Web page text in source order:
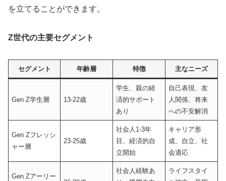
を立てることができます。
Z世代の主要セグメント
セグメント 年齢層 特徴 主なニーズ
Gen Z学生層 13-22歳
学生、親の経
済的サポート
あり
自己表現、友
人関係、将来
への不安解消
Gen Zフレッシ
ャー層
23-25歳
社会人1-3年
目、経済的自
立開始
キャリア形
成、自立、社
会適応
Gen Zアーリー
社会人経験あ
ライフスタイ